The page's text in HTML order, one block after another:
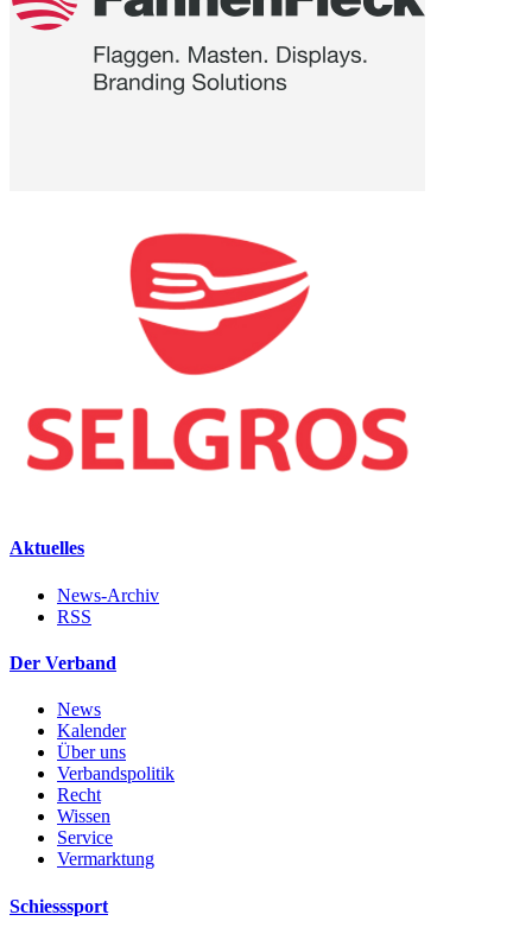
Aktuelles
News-Archiv
RSS
Der Verband
News
Kalender
Über uns
Verbandspolitik
Recht
Wissen
Service
Vermarktung
Schiesssport